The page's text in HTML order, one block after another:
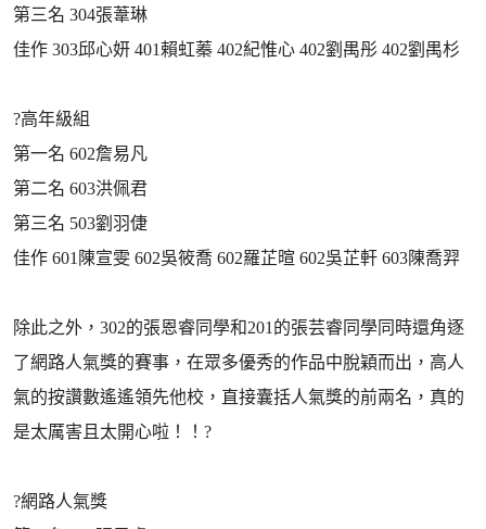
第三名 304張葦琳
佳作 303邱心妍 401賴虹蓁 402紀惟心 402劉禺彤 402劉禺杉
?高年級組
第一名 602詹易凡
第二名 603洪佩君
第三名 503劉羽倢
佳作 601陳宣雯 602吳筱喬 602羅芷暄 602吳芷軒 603陳喬羿
除此之外，302的張恩睿同學和201的張芸睿同學同時還角逐
了網路人氣獎的賽事，在眾多優秀的作品中脫穎而出，高人
氣的按讚數遙遙領先他校，直接囊括人氣獎的前兩名，真的
是太厲害且太開心啦！！?
?網路人氣獎